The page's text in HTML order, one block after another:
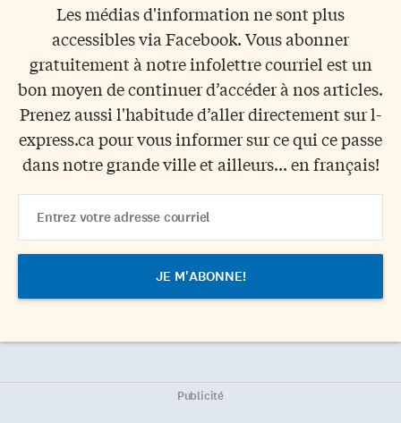
Les médias d'information ne sont plus
accessibles via Facebook. Vous abonner
gratuitement à notre infolettre courriel est un
bon moyen de continuer d’accéder à nos articles.
Prenez aussi l'habitude d’aller directement sur l-
express.ca pour vous informer sur ce qui ce passe
dans notre grande ville et ailleurs... en français!
Address
Publicité